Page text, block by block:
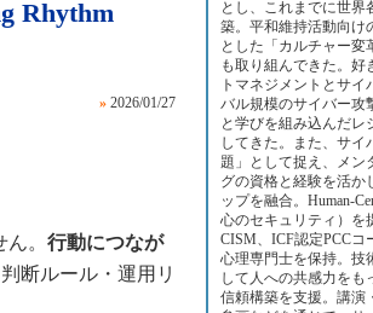
Rhythm
» 2026/01/27
。 行動につなが
断ルール・運用リ
とし、これまでに世界
築。平和維持活動向け
とした「カルチャー変
も取り組んできた。好
トマネジメントとサ
バル規模のサイバー攻
と学びを組み込んだレ
してきた。また、サイ
題」として捉え、メン
グの資格と経験を活か
ップを融合。Human-
心のセキュリティ）を
CISM、ICF認定PCC
心理専門士を保持。技
して人への共感力をも
信頼構築を支援。講演